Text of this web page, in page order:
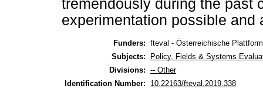
tremendously during the past
experimentation possible and
Funders: fteval - Österreichische
Subjects:
Policy, Fields & Systems
Divisions: -- Other
Identification Number:
10.22163/fteval.2019.338